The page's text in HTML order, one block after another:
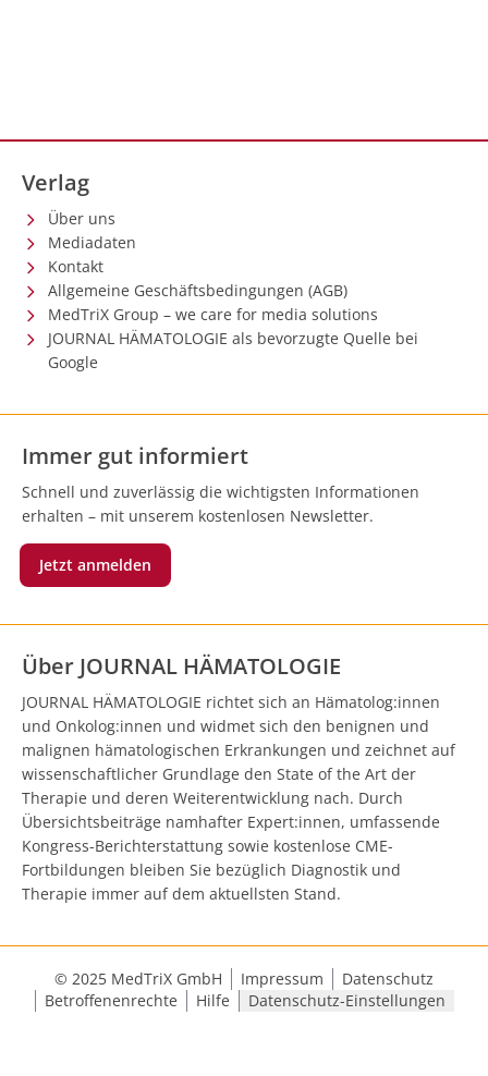
Verlag
Über uns
Mediadaten
Kontakt
Allgemeine Geschäftsbedingungen (AGB)
MedTriX Group – we care for media solutions
JOURNAL HÄMATOLOGIE als bevorzugte Quelle bei
Google
Immer gut informiert
Schnell und zuverlässig die wichtigsten Informationen
erhalten – mit unserem kostenlosen Newsletter.
Jetzt anmelden
Über JOURNAL HÄMATOLOGIE
JOURNAL HÄMATOLOGIE richtet sich an Hämatolog:innen
und Onkolog:innen und widmet sich den benignen und
malignen hämatologischen Erkrankungen und zeichnet auf
wissenschaftlicher Grundlage den State of the Art der
Therapie und deren Weiterentwicklung nach. Durch
Übersichtsbeiträge namhafter Expert:innen, umfassende
Kongress-Berichterstattung sowie kostenlose CME-
Fortbildungen bleiben Sie bezüglich Diagnostik und
Therapie immer auf dem aktuellsten Stand.
© 2025 MedTriX GmbH Impressum
Datenschutz
Betroffenenrechte
Hilfe Datenschutz-Einstellungen